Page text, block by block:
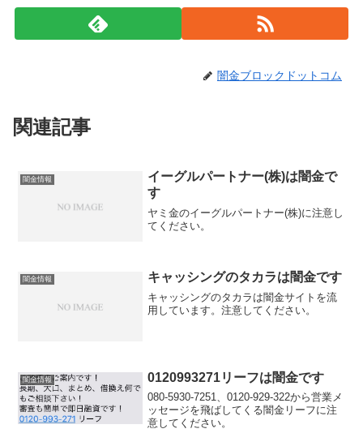
闇金ブロックドットコム
関連記事
闇金情報
イーグルパートナー(株)は闇金で
す
ヤミ金のイーグルパートナー(株)に注意し
てください。
闇金情報 キャッシングのタカラは闇金です
キャッシングのタカラは闇金サイトを流
用しています。注意してください。
闇金情報 0120993271リーフは闇金です
080-5930-7251、0120-929-322から営業メ
ッセージを飛ばしてくる闇金リーフに注
意してください。